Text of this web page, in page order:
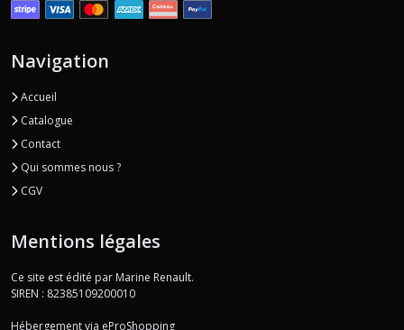
Navigation
Accueil
Catalogue
Contact
Qui sommes nous ?
CGV
Mentions légales
Ce site est édité par Marine Renault.
SIREN : 82385109200010
Hébergement via eProShopping